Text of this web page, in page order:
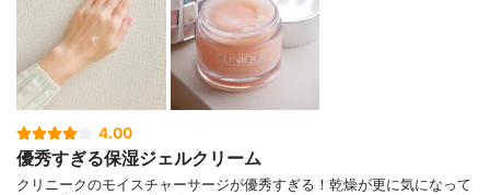
4.00
優秀すぎる保湿ジェルクリーム
クリニークのモイスチャーサージが優秀すぎる！乾燥が更に気になって